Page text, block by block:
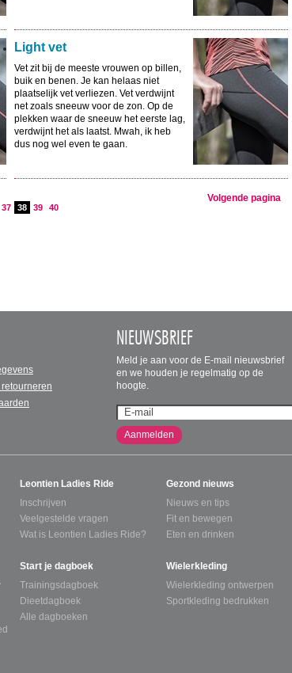
Light vet
Vet zit bij de meeste vrouwen op billen,
buik en benen. Je kan helaas niet
plaatselijk vet verliezen. Vet verdwijnt
net zoals sneeuw voor de zon. Op de
plekken waar de sneeuw het eerste lag,
verdwijnt het als laatst. Mwah, ik heb
dus nog wel even te gaan.
37 38 39 40
Volgende pagina
NIEUWSBRIEF
Meld je aan voor de E-mail nieuwsbrief
en we houden je regelmatig op de
hoogte.
Aanmelden
Leontien Ladies Ride
Inschrijven
Veelgestelde vragen
Wat is Leontien Ladies Ride?
Start je dagboek
Trainingsdagboek
Dieetdagboek
Alle dagboeken
Gezond nieuws
Nieuws en tips
Fit en bewegen
Eten en drinken
Wielerkleding
Wielerkleding ontwerpen
Sportkleding bedrukken